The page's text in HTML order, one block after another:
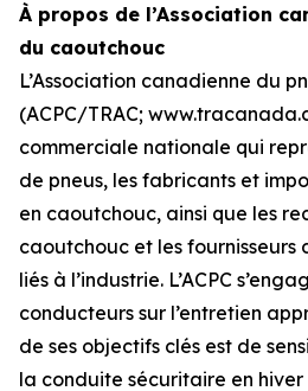
À propos de l’Association
du caoutchouc
L’Association canadienne du
(ACPC/TRAC;
commerciale nationale qui
de pneus, les fabricants et
en caoutchouc, ainsi que les
caoutchouc et les fournisseurs
liés à l’industrie. L’ACPC
conducteurs sur l’entretien
de ses objectifs clés est de
la conduite sécuritaire en hiver